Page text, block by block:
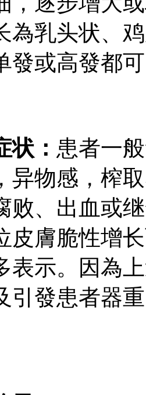
為乳头状、
發或高發都
状： 患者一
异物感，榨
败、出血或
皮膚脆性增
表示。因為
引發患者器